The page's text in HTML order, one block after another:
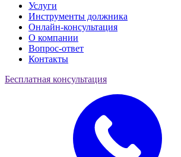
Услуги
Инструменты должника
Онлайн-консультация
О компании
Вопрос-ответ
Контакты
Бесплатная консультация